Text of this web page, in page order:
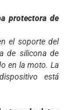
protectora de
el soporte del
de silicona de
en la moto. La
está